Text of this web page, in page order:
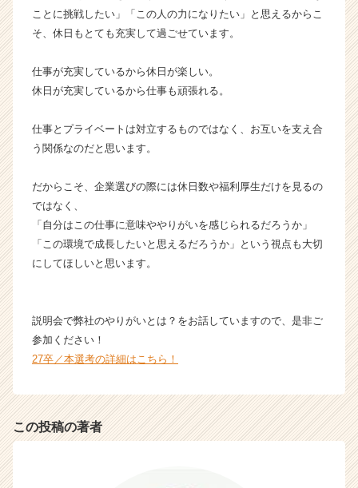
ことに挑戦したい」「この人の力になりたい」と思えるからこ
そ、休日もとても充実して過ごせています。
仕事が充実しているから休日が楽しい。
休日が充実しているから仕事も頑張れる。
仕事とプライベートは対立するものではなく、お互いを支え合
う関係なのだと思います。
だからこそ、企業選びの際には休日数や福利厚生だけを見るの
ではなく、
「自分はこの仕事に意味ややりがいを感じられるだろうか」
「この環境で成長したいと思えるだろうか」という視点も大切
にしてほしいと思います。
説明会で弊社のやりがいとは？をお話していますので、是非ご
参加ください！
27卒／本選考の詳細はこちら！
この投稿の著者